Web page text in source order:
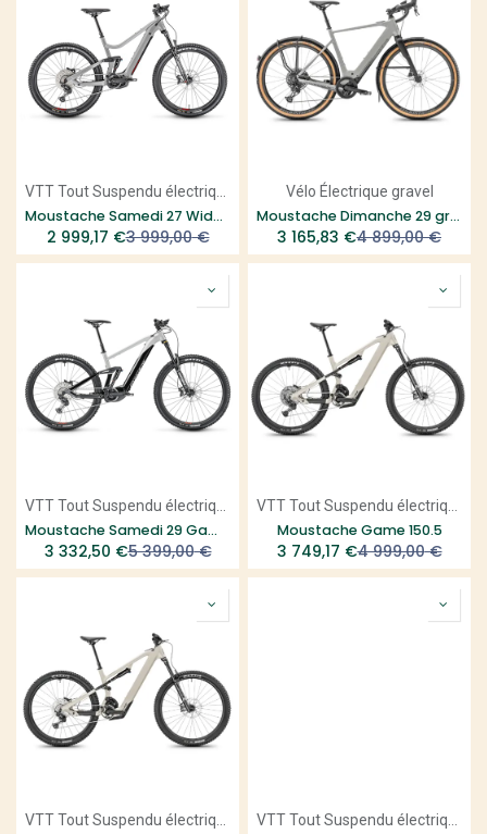
Moustache Samedi 27 Wide 5
2 999,17 €3 999,00€
Vélo Électrique gravel
Moustache Dimanche 29 gravel 4 2025
3 165,83 €4 899,00€
Moustache Samedi 29 Game 5 - 60km
3 332,50 €5 399,00€
Moustache Game 150.5
3 749,17 €4 999,00€